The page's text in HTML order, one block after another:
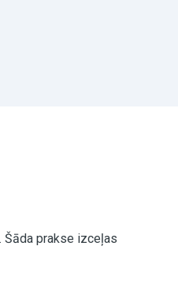
Šāda prakse izceļas